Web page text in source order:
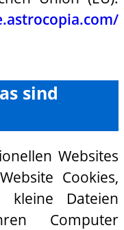
sind
Websites
Cookies,
Dateien
Computer